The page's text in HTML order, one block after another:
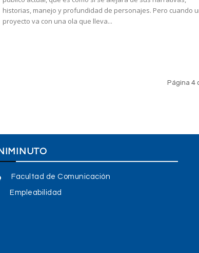
historias, manejo y profundidad de personajes. Pero cuando
proyecto va con una ola que lleva...
Página 4
Facultad de Comunicación
Empleabilidad